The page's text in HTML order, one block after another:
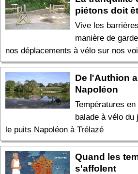
piétons doit
Vive les
manière de
nos déplacements à vélo sur nos
De l'Authion
Napoléon
Températures
balade à vélo du
le puits Napoléon à Trélazé
Quand les
s'affolent